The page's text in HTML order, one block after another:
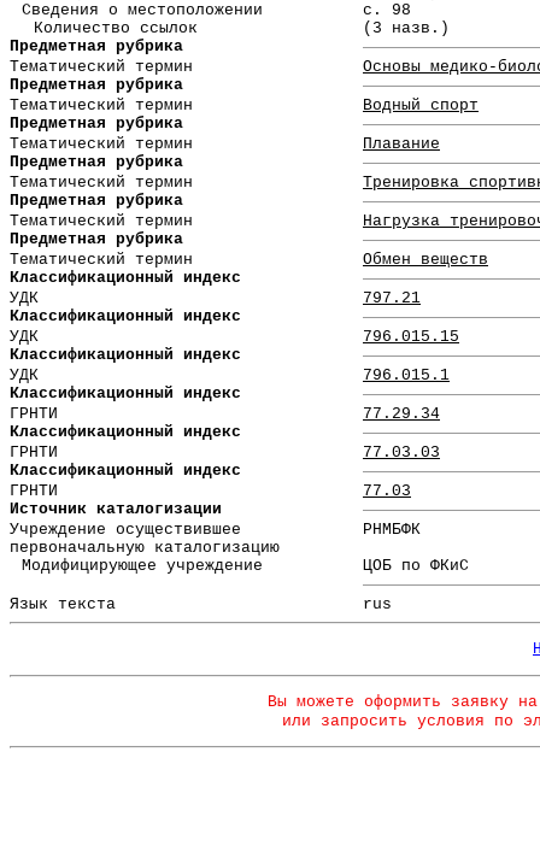
Сведения о местоположении
с. 98
Количество ссылок
(3 назв.)
Предметная рубрика
Тематический термин
Основы медико-
Предметная рубрика
Тематический термин
Водный спорт
Предметная рубрика
Тематический термин
Плавание
Предметная рубрика
Тематический термин
Тренировка
Предметная рубрика
Тематический термин
Нагрузка
Предметная рубрика
Тематический термин
Обмен веществ
Классификационный индекс
УДК
797.21
Классификационный индекс
УДК
796.015.15
Классификационный индекс
УДК
796.015.1
Классификационный индекс
ГРНТИ
77.29.34
Классификационный индекс
ГРНТИ
77.03.03
Классификационный индекс
ГРНТИ
77.03
Источник каталогизации
Учреждение осуществившее
первоначальную каталогизацию
РНМБФК
Модифицирующее учреждение
ЦОБ по ФКиС
Язык текста rus
Вы можете оформить заявку
или запросить условия по